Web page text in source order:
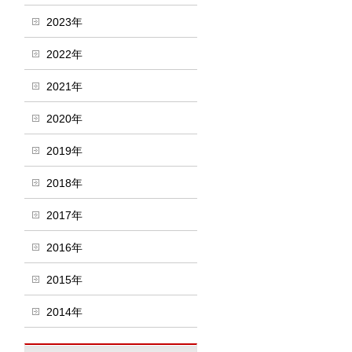
2023年
2022年
2021年
2020年
2019年
2018年
2017年
2016年
2015年
2014年